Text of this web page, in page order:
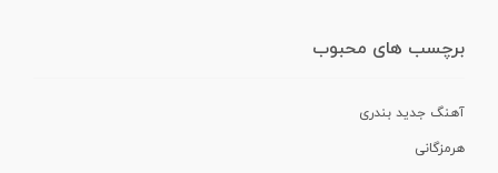
برچسب های محبوب
آهنگ جدید بندری
هرمزگانی